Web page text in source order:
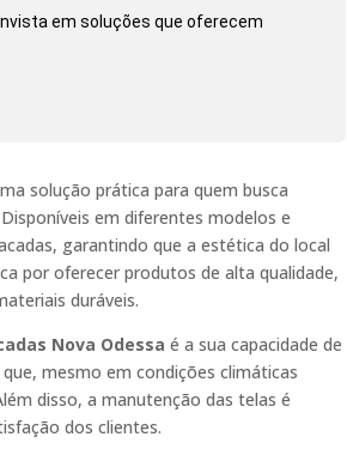
em soluções que oferecem
solução prática para quem busca
em diferentes modelos e
garantindo que a estética do local
por oferecer produtos de alta qualidade,
duráveis.
Nova Odessa é a sua capacidade de
mesmo em condições climáticas
disso, a manutenção das telas é
dos clientes.